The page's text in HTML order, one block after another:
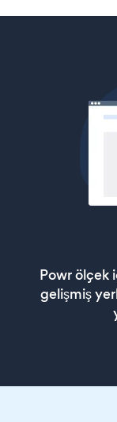
Powr ölçek
gelişmiş